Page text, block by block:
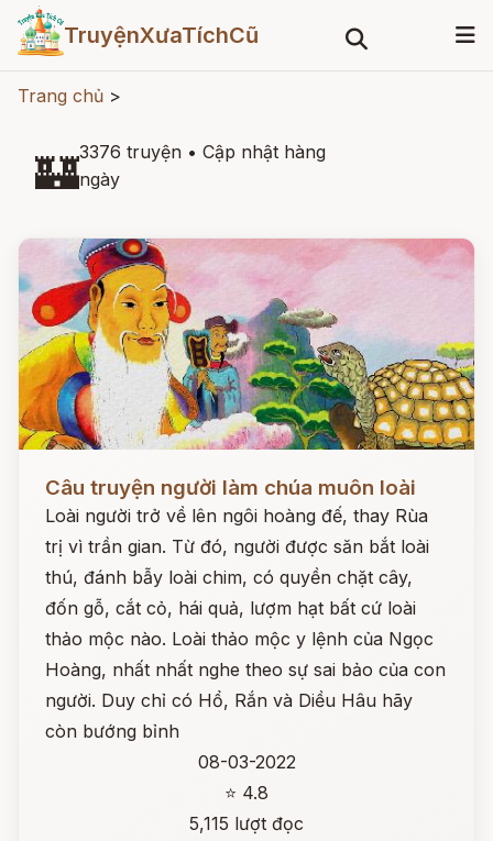
TruyệnXưaTíchCũ
Trang chủ >
🏰3376 truyện • Cập nhật hàng
ngày
Câu truyện người làm chúa muôn loài
Loài người trở về lên ngôi hoàng đế, thay Rùa
trị vì trần gian. Từ đó, người được săn bắt loài
thú, đánh bẫy loài chim, có quyền chặt cây,
đốn gỗ, cắt cỏ, hái quả, lượm hạt bất cứ loài
thảo mộc nào. Loài thảo mộc y lệnh của Ngọc
Hoàng, nhất nhất nghe theo sự sai bảo của con
người. Duy chỉ có Hổ, Rắn và Diều Hâu hãy
còn bướng bỉnh
08-03-2022
⭐ 4.8
5,115 lượt đọc